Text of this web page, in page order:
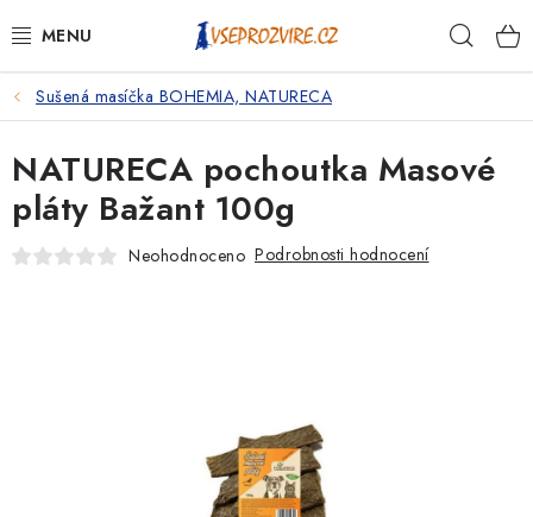
na
PSI
KOČKY
KONĚ
KRÁLÍCI/HLODAVCI/PTÁCI
Sušená masíčka BOHEMIA, NATURECA
NATURECA pochoutka Masové
pláty Bažant 100g
Neohodnoceno Podrobnosti hodnocení